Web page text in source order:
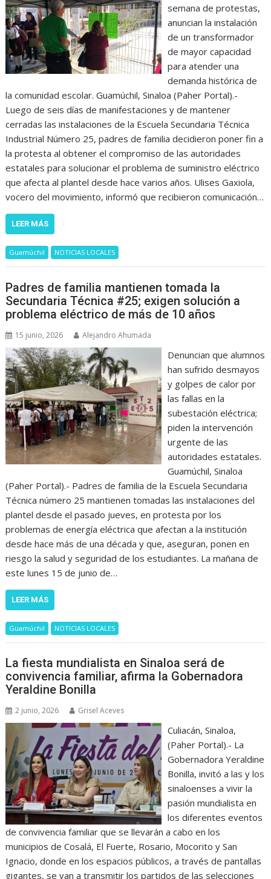
semana de protestas,
anuncian la instalación
de un transformador
de mayor capacidad
para atender una
demanda histórica de
la comunidad escolar. Guamúchil, Sinaloa (Paher Portal).-
Luego de seis días de manifestaciones y de mantener
cerradas las instalaciones de la Escuela Secundaria Técnica
Industrial Número 25, padres de familia decidieron poner fin a
la protesta al obtener el compromiso de las autoridades
estatales para solucionar el problema de suministro eléctrico
que afecta al plantel desde hace varios años. Ulises Gaxiola,
vocero del movimiento, informó que recibieron comunicación…
LEER MÁS
Guamúchil NOTICIAS LOCALES
Padres de familia mantienen tomada la
Secundaria Técnica #25; exigen solución a
problema eléctrico de más de 10 años
15 junio, 2026 Alejandro Ahumada
Denuncian que alumnos
han sufrido desmayos
y golpes de calor por
las fallas en la
subestación eléctrica;
piden la intervención
urgente de las
autoridades estatales.
Guamúchil, Sinaloa
(Paher Portal).- Padres de familia de la Escuela Secundaria
Técnica número 25 mantienen tomadas las instalaciones del
plantel desde el pasado jueves, en protesta por los
problemas de energía eléctrica que afectan a la institución
desde hace más de una década y que, aseguran, ponen en
riesgo la salud y seguridad de los estudiantes. La mañana de
este lunes 15 de junio de…
LEER MÁS
Guamúchil NOTICIAS LOCALES
La fiesta mundialista en Sinaloa será de
convivencia familiar, afirma la Gobernadora
Yeraldine Bonilla
2 junio, 2026 Grisel Aceves
Culiacán, Sinaloa,
(Paher Portal).- La
Gobernadora Yeraldine
Bonilla, invitó a las y los
sinaloenses a vivir la
pasión mundialista en
los diferentes eventos
de convivencia familiar que se llevarán a cabo en los
municipios de Cosalá, El Fuerte, Rosario, Mocorito y San
Ignacio, donde en los espacios públicos, a través de pantallas
gigantes, se van a transmitir los partidos de las selecciones